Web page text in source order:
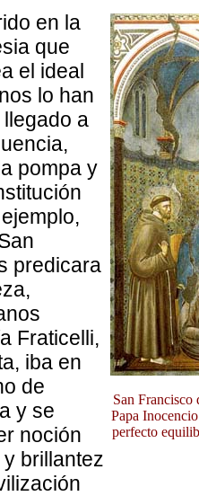
San Francisco
Papa
perfecto
en la
que
el ideal
lo han
a
pompa y
predicara
Fraticelli,
iba en
de
y se
noción
brillantez